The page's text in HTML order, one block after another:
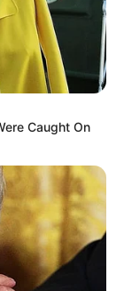
varias
de su
no usa
Caught On